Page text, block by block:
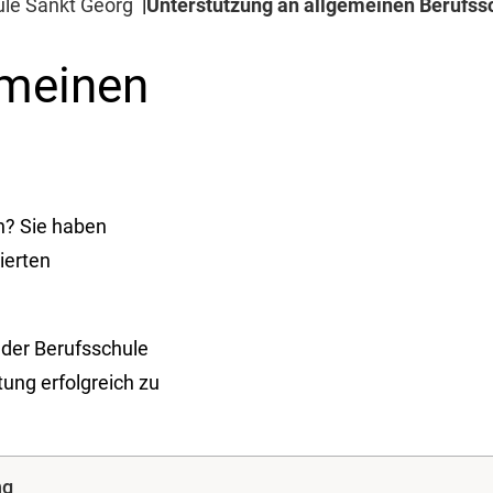
Sankt Georg Unterstützung an allgemeinen
Sie haben
Berufsschule
erfolgreich zu